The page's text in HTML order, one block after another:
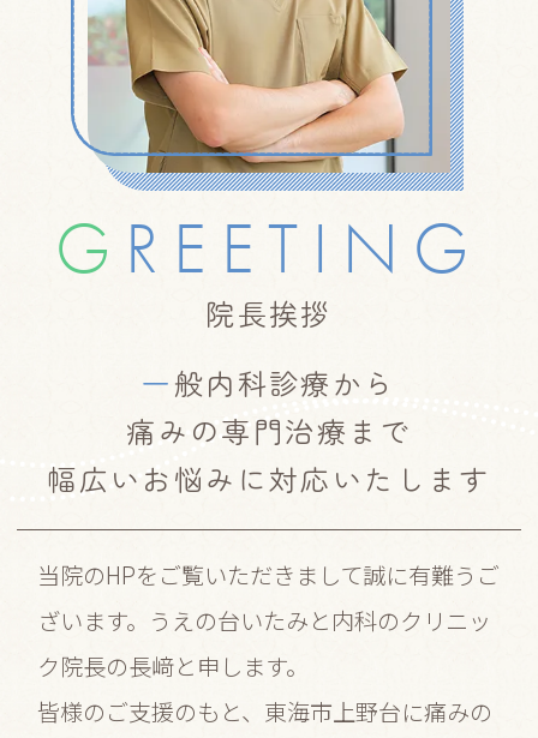
G REETING
院長挨拶
一般内科診療から
痛みの専門治療まで
幅広いお悩みに対応いたします
当院のHPをご覧いただきまして誠に有難うご
ざいます。 うえの台いたみと内科のクリニッ
ク院長の長﨑と申します。
皆様のご支援のもと、東海市上野台に痛みの